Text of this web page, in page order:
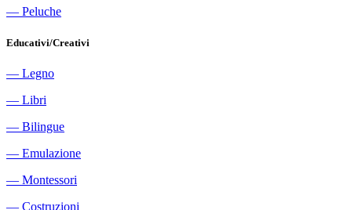
― Peluche
Educativi/Creativi
― Legno
― Libri
― Bilingue
― Emulazione
― Montessori
― Costruzioni